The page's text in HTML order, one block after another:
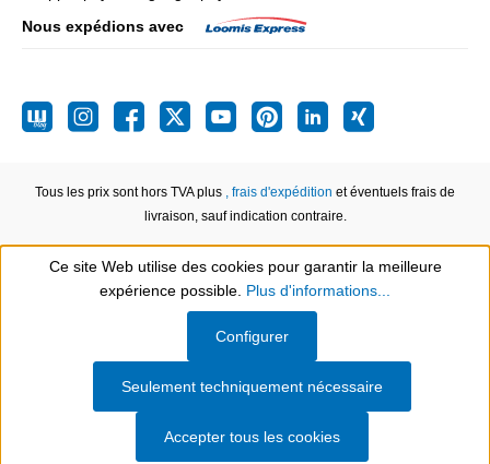
Nous expédions avec
Tous les prix sont hors TVA plus , frais d'expédition et éventuels frais de
livraison, sauf indication contraire.
Ce site Web utilise des cookies pour garantir la meilleure
expérience possible. Plus d'informations...
Seulement techniquement nécessaire
Configurer
Accepter tous les cookies